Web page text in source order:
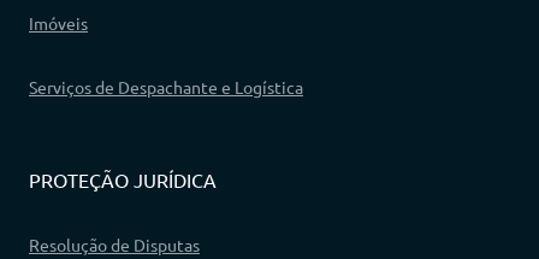
Imóveis
Serviços de Despachante e Logística
PROTEÇÃO JURÍDICA
Resolução de Disputas